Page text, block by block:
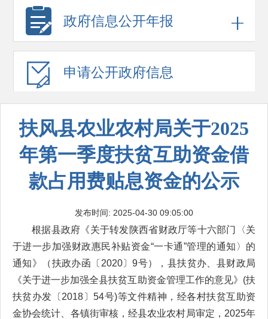
政府信息公开年报
申请公开政府信息
扶风县农业农村局关于2025
年第一季度扶贫互助资金借
款占用费贴息资金的公示
发布时间: 2025-04-30 09:05:00
根据县政府《关于转发陕西省财政厅等十六部门〈关
于进一步加强财政惠民补贴资金“一卡通”管理的通知〉的
通知》（扶政办函〔2020〕9号），县扶贫办、县财政局
《关于进一步加强全县扶贫互助资金管理工作的意见》(扶
扶贫办发〔2018〕54号)等文件精神，经各村扶贫互助资
金协会统计、各镇街审核，经县农业农村局审定，2025年